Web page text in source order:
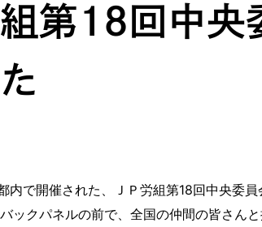
第18回中央
内で開催された、ＪＰ労組第18回中央委員
ックパネルの前で、全国の仲間の皆さんと